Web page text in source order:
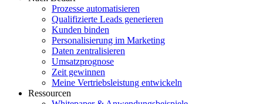
Prozesse automatisieren
Qualifizierte Leads generieren
Kunden binden
Personalisierung im Marketing
Daten zentralisieren
Umsatzprognose
Zeit gewinnen
Meine Vertriebsleistung entwickeln
Ressourcen